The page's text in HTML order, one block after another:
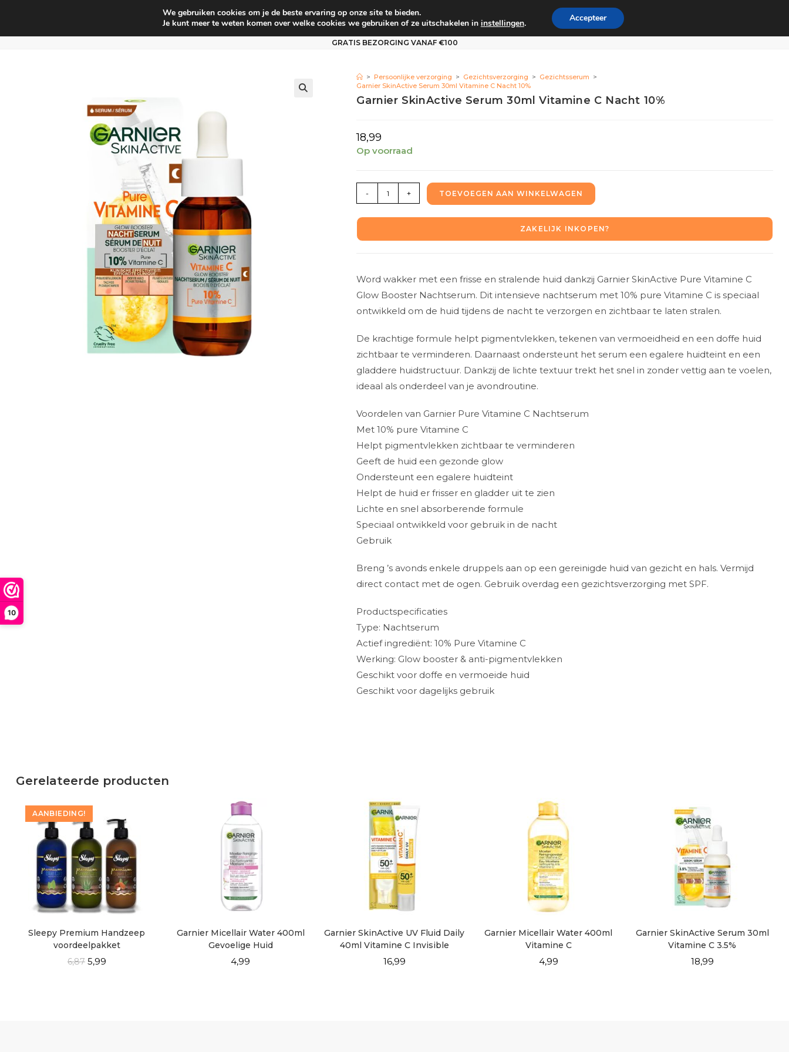
10
Huishouden Interieur parfum Babyverzorging Persoonlijke verzorging Voordeel Zakelijk
GRATIS BEZORGING VANAF €100
> Persoonlijke verzorging > Gezichtsverzorging > Gezichtsserum >
Garnier SkinActive Serum 30ml Vitamine C Nacht 10%
Garnier SkinActive Serum 30ml Vitamine C Nacht 10%
18,99
Op voorraad
- + TOEVOEGEN AAN WINKELWAGEN
ZAKELIJK INKOPEN?
Word wakker met een frisse en stralende huid dankzij Garnier SkinActive Pure Vitamine C
Glow Booster Nachtserum. Dit intensieve nachtserum met 10% pure Vitamine C is speciaal
ontwikkeld om de huid tijdens de nacht te verzorgen en zichtbaar te laten stralen.
De krachtige formule helpt pigmentvlekken, tekenen van vermoeidheid en een doffe huid
zichtbaar te verminderen. Daarnaast ondersteunt het serum een egalere huidteint en een
gladdere huidstructuur. Dankzij de lichte textuur trekt het snel in zonder vettig aan te voelen,
ideaal als onderdeel van je avondroutine.
Voordelen van Garnier Pure Vitamine C Nachtserum
Met 10% pure Vitamine C
Helpt pigmentvlekken zichtbaar te verminderen
Geeft de huid een gezonde glow
Ondersteunt een egalere huidteint
Helpt de huid er frisser en gladder uit te zien
Lichte en snel absorberende formule
Speciaal ontwikkeld voor gebruik in de nacht
Gebruik
Breng ’s avonds enkele druppels aan op een gereinigde huid van gezicht en hals. Vermijd
direct contact met de ogen. Gebruik overdag een gezichtsverzorging met SPF.
Productspecificaties
Type: Nachtserum
Actief ingrediënt: 10% Pure Vitamine C
Werking: Glow booster & anti-pigmentvlekken
Geschikt voor doffe en vermoeide huid
Geschikt voor dagelijks gebruik
Gerelateerde producten
AANBIEDING!
Sleepy Premium Handzeep
voordeelpakket
6,87 5,99
Garnier Micellair Water 400ml
Gevoelige Huid
4,99
Garnier SkinActive UV Fluid Daily
40ml Vitamine C Invisible
16,99
Garnier Micellair Water 400ml
Vitamine C
4,99
Garnier SkinActive Serum 30ml
Vitamine C 3.5%
18,99
We gebruiken cookies om je de beste ervaring op onze site te bieden.
Je kunt meer te weten komen over welke cookies we gebruiken of ze uitschakelen in instellingen. Accepteer